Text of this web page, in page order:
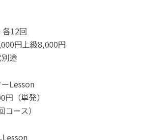
12回
円上級8,000円
途
Lesson
（単発）
ース）